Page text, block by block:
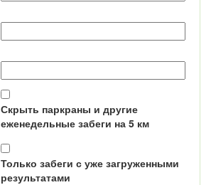
Скрыть паркраны и другие
еженедельные забеги на 5 км
Только забеги с уже загруженными
результатами